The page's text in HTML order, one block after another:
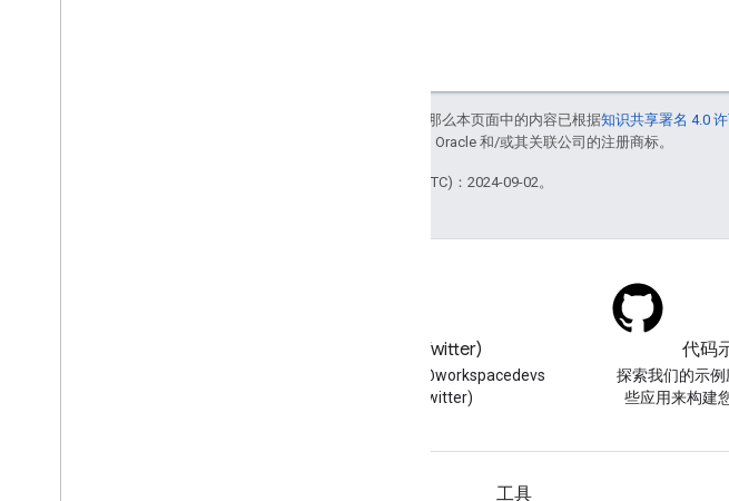
如未另行说明，那么本页面中的内容已根据知识共享署名 4.0
。Java 是 Oracle 和/或其关联公司的注册商标。
最后更新时间 (UTC)：2024-09-02。
X (Twitter)
在 X 上关注 @workspacedevs
(Twitter)
代码
探索我们的示
些应用来构建
工具